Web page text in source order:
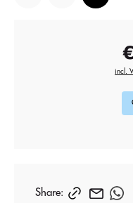
incl.
Share: